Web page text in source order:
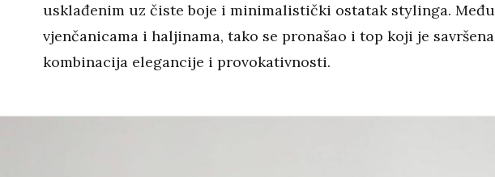
usklađenim uz čiste boje i minimalistički ostatak stylinga. Među
vjenčanicama i haljinama, tako se pronašao i top koji je savršena
kombinacija elegancije i provokativnosti.